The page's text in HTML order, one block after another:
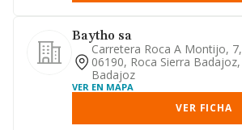
Baytho sa
Carretera Roca A Montijo, 7,
06190, Roca Sierra Badajoz,
Badajoz
VER EN MAPA
VER FICHA